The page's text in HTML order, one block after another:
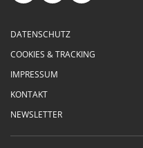
DATENSCHUTZ
COOKIES & TRACKING
IMPRESSUM
KONTAKT
NEWSLETTER